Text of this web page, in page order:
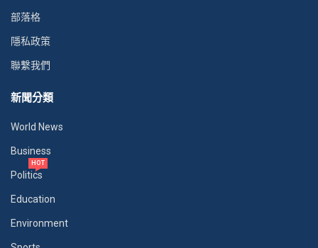
部落格
隱私政策
聯繫我們
新聞分類
World News
Business
Politics
HOT
Education
Environment